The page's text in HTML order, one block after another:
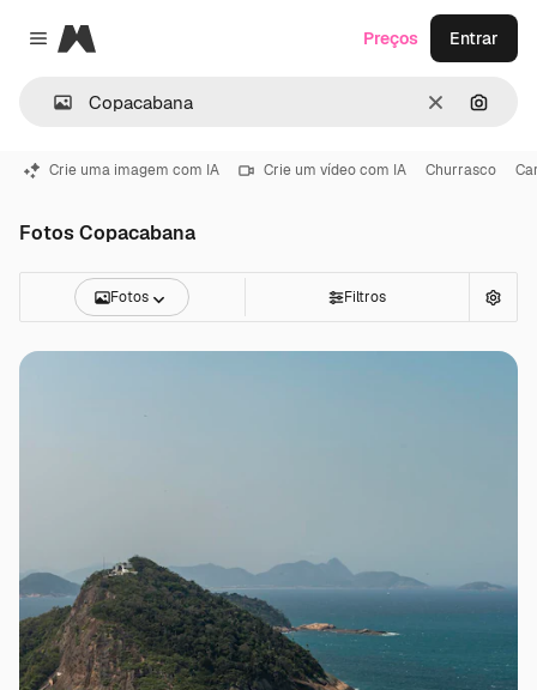
Close menu
Magnific
Limpar
Preços Entrar
Crie uma imagem com IA Crie um vídeo com IA Churrasco
Fotos Copacabana
Fotos Filtros